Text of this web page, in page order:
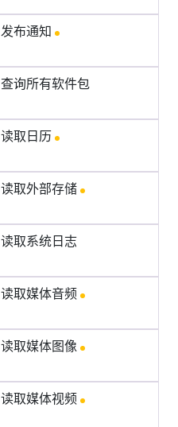
发布通知
查询所有软件包
读取日历
读取外部存储
读取系统日志
读取媒体音频
读取媒体图像
读取媒体视频